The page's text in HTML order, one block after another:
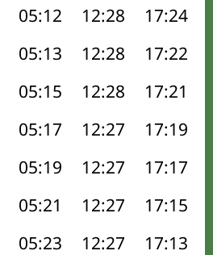
05:12 12:28 17:24
05:13 12:28 17:22
05:15 12:28 17:21
05:17 12:27 17:19
05:19 12:27 17:17
05:21 12:27 17:15
05:23 12:27 17:13